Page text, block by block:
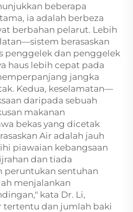
beberapa
ia adalah berbeza
berbahan pelarut. Lebih
berasaskan
penggelek dan penggelek
haus lebih cepat pada
jangka
Kedua, keselamatan—
daripada sebuah
makanan
bekas yang dicetak
Air adalah jauh
piawaian kebangsaan
dan tiada
peruntukan sentuhan
menjalankan
kata Dr. Li,
tertentu dan jumlah baki